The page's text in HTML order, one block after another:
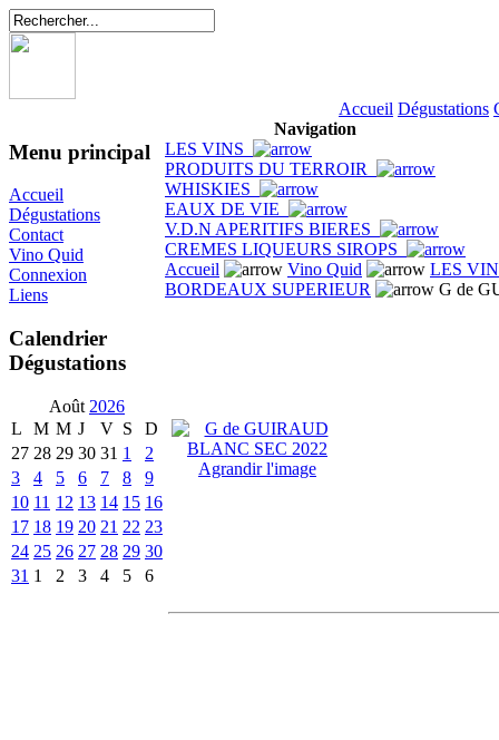
Accueil Dégustations
Menu principal
Accueil
Dégustations
Contact
Vino Quid
Connexion
Liens
Calendrier
Dégustations
Août 2026
L
M M J V S
D
27 28 29 30 31 1
2
3
4 5 6 7 8
9
10 11 12 13 14 15 16
17 18 19 20 21 22 23
24 25 26 27 28 29 30
31 1 2 3 4 5 6
Navigation
LES VINS
PRODUITS DU TERROIR
WHISKIES
EAUX DE VIE
V.D.N APERITIFS BIERES
CREMES LIQUEURS SIROPS
Accueil
Vino Quid
LES
BORDEAUX SUPERIEUR
G de
Agrandir l'image